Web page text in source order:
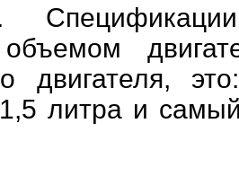
двигателя,
литра и